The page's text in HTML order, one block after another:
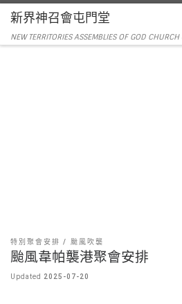
新界神召會屯門堂
NEW TERRITORIES ASSEMBLIES OF GOD
特別聚會安排 颱風吹襲
颱風韋帕襲港聚會安排
Updated 2025-07-20